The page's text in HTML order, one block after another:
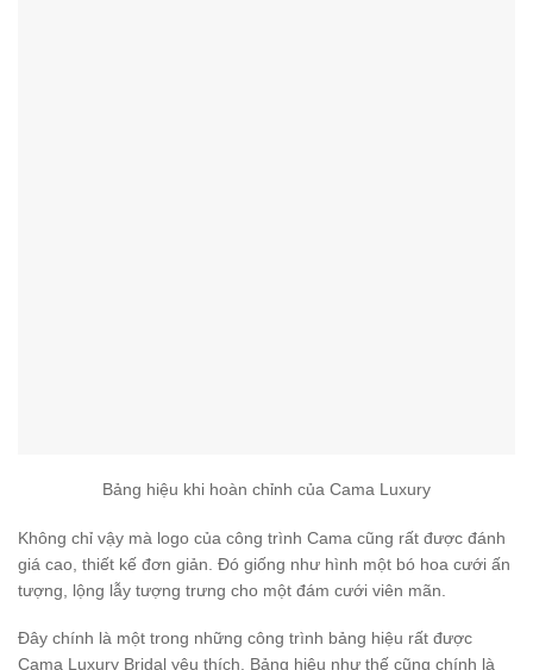
Bảng hiệu khi hoàn chỉnh của Cama Luxury
Không chỉ vậy mà logo của công trình Cama cũng rất được đánh
giá cao, thiết kế đơn giản. Đó giống như hình một bó hoa cưới ấn
tượng, lộng lẫy tượng trưng cho một đám cưới viên mãn.
Đây chính là một trong những công trình bảng hiệu rất được
Cama Luxury Bridal yêu thích. Bảng hiệu như thế cũng chính là